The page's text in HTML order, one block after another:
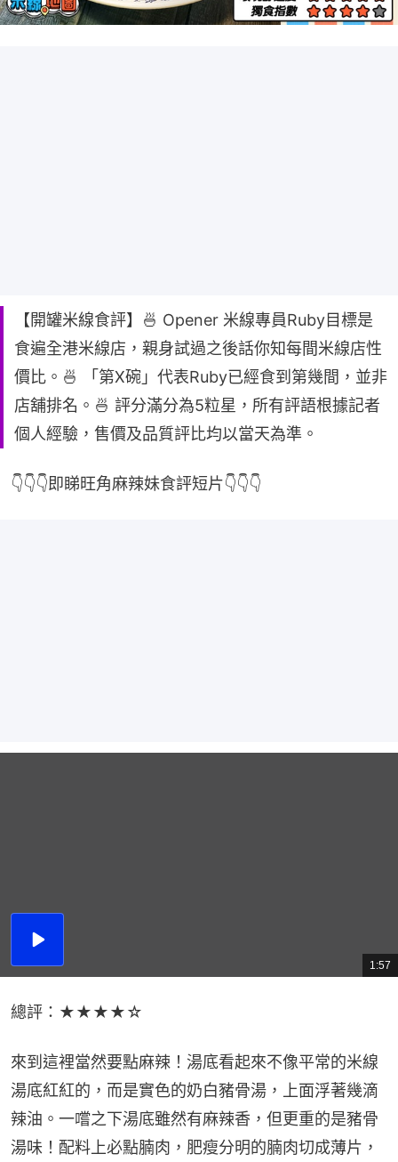
【開罐米線食評】🍜 Opener 米線專員Ruby目標是
食遍全港米線店，親身試過之後話你知每間米線店性
價比。🍜 「第X碗」代表Ruby已經食到第幾間，並非
店舖排名。🍜 評分滿分為5粒星，所有評語根據記者
個人經驗，售價及品質評比均以當天為準。
👇👇👇即睇旺角麻辣妹食評短片👇👇👇
播
總
共
1:57
總評：★★★★☆
來到這裡當然要點麻辣！湯底看起來不像平常的米線
湯底紅紅的，而是實色的奶白豬骨湯，上面浮著幾滴
辣油。一嚐之下湯底雖然有麻辣香，但更重的是豬骨
湯味！配料上必點腩肉，肥瘦分明的腩肉切成薄片，